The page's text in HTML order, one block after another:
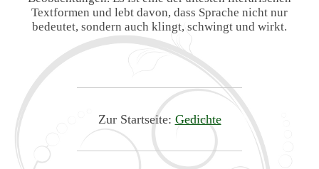
Textformen und lebt davon, dass Sprache nicht nur
bedeutet, sondern auch klingt, schwingt und wirkt.
Zur Startseite: Gedichte